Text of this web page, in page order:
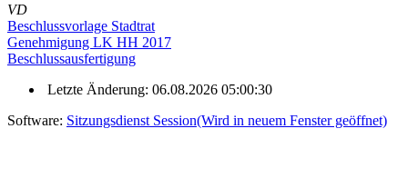
VD
Beschlussvorlage Stadtrat
Genehmigung LK HH 2017
Beschlussausfertigung
Letzte Änderung: 06.08.2026 05:00:30
Software: Sitzungsdienst Session(Wird in neuem Fenster geöffnet)